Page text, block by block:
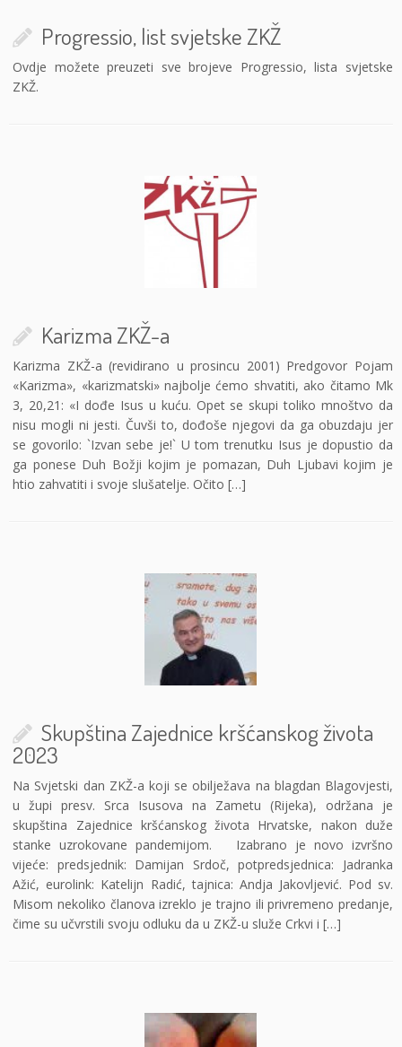
Progressio, list svjetske ZKŽ
Ovdje možete preuzeti sve brojeve Progressio, lista svjetske
ZKŽ.
Karizma ZKŽ-a
Karizma ZKŽ-a (revidirano u prosincu 2001) Predgovor Pojam
«Karizma», «karizmatski» najbolje ćemo shvatiti, ako čitamo Mk
3, 20,21: «I dođe Isus u kuću. Opet se skupi toliko mnoštvo da
nisu mogli ni jesti. Čuvši to, dođoše njegovi da ga obuzdaju jer
se govorilo: `Izvan sebe je!` U tom trenutku Isus je dopustio da
ga ponese Duh Božji kojim je pomazan, Duh Ljubavi kojim je
htio zahvatiti i svoje slušatelje. Očito […]
Skupština Zajednice kršćanskog života
2023
Na Svjetski dan ZKŽ-a koji se obilježava na blagdan Blagovjesti,
u župi presv. Srca Isusova na Zametu (Rijeka), održana je
skupština Zajednice kršćanskog života Hrvatske, nakon duže
stanke uzrokovane pandemijom. Izabrano je novo izvršno
vijeće: predsjednik: Damijan Srdoč, potpredsjednica: Jadranka
Ažić, eurolink: Katelijn Radić, tajnica: Andja Jakovljević. Pod sv.
Misom nekoliko članova izreklo je trajno ili privremeno predanje,
čime su učvrstili svoju odluku da u ZKŽ-u služe Crkvi i […]